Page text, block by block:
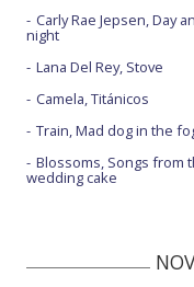
Carly Rae Jepsen, Day
night
Lana Del Rey, Stove
Camela, Titánicos
Train, Mad dog in the
Blossoms, Songs from
wedding cake